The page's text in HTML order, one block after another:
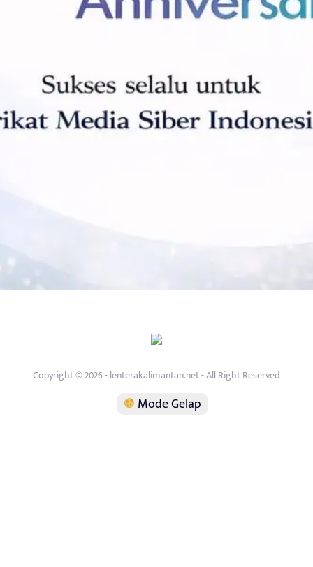
Copyright © 2026 - lenterakalimantan.net - All Right Reserved
Mode Gelap